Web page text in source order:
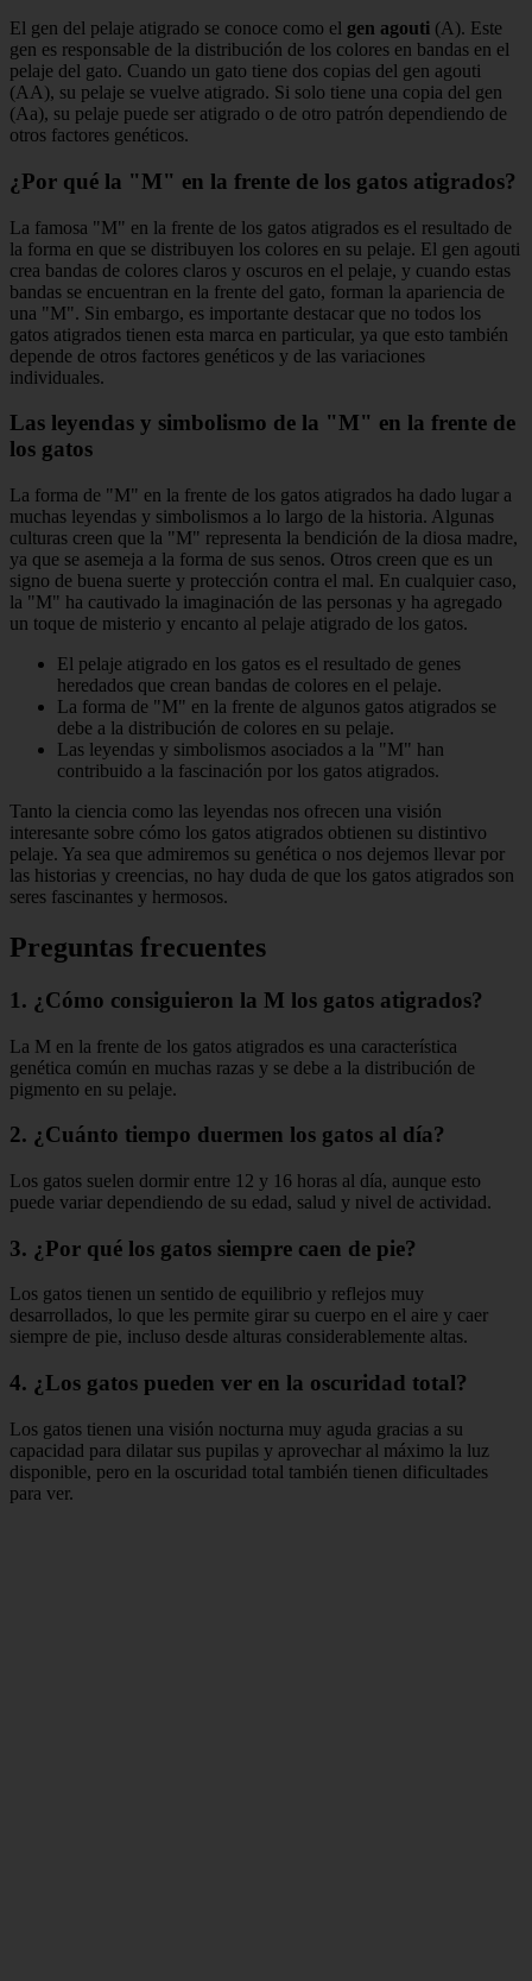
El gen del pelaje atigrado se conoce como el gen agouti (A). Este
gen es responsable de la distribución de los colores en bandas en el
pelaje del gato. Cuando un gato tiene dos copias del gen agouti
(AA), su pelaje se vuelve atigrado. Si solo tiene una copia del gen
(Aa), su pelaje puede ser atigrado o de otro patrón dependiendo de
otros factores genéticos.
¿Por qué la "M" en la frente de los gatos atigrados?
La famosa "M" en la frente de los gatos atigrados es el resultado de
la forma en que se distribuyen los colores en su pelaje. El gen agouti
crea bandas de colores claros y oscuros en el pelaje, y cuando estas
bandas se encuentran en la frente del gato, forman la apariencia de
una "M". Sin embargo, es importante destacar que no todos los
gatos atigrados tienen esta marca en particular, ya que esto también
depende de otros factores genéticos y de las variaciones
individuales.
Las leyendas y simbolismo de la "M" en la frente de
los gatos
La forma de "M" en la frente de los gatos atigrados ha dado lugar a
muchas leyendas y simbolismos a lo largo de la historia. Algunas
culturas creen que la "M" representa la bendición de la diosa madre,
ya que se asemeja a la forma de sus senos. Otros creen que es un
signo de buena suerte y protección contra el mal. En cualquier caso,
la "M" ha cautivado la imaginación de las personas y ha agregado
un toque de misterio y encanto al pelaje atigrado de los gatos.
El pelaje atigrado en los gatos es el resultado de genes
heredados que crean bandas de colores en el pelaje.
La forma de "M" en la frente de algunos gatos atigrados se
debe a la distribución de colores en su pelaje.
Las leyendas y simbolismos asociados a la "M" han
contribuido a la fascinación por los gatos atigrados.
Tanto la ciencia como las leyendas nos ofrecen una visión
interesante sobre cómo los gatos atigrados obtienen su distintivo
pelaje. Ya sea que admiremos su genética o nos dejemos llevar por
las historias y creencias, no hay duda de que los gatos atigrados son
seres fascinantes y hermosos.
Preguntas frecuentes
1. ¿Cómo consiguieron la M los gatos atigrados?
La M en la frente de los gatos atigrados es una característica
genética común en muchas razas y se debe a la distribución de
pigmento en su pelaje.
2. ¿Cuánto tiempo duermen los gatos al día?
Los gatos suelen dormir entre 12 y 16 horas al día, aunque esto
puede variar dependiendo de su edad, salud y nivel de actividad.
3. ¿Por qué los gatos siempre caen de pie?
Los gatos tienen un sentido de equilibrio y reflejos muy
desarrollados, lo que les permite girar su cuerpo en el aire y caer
siempre de pie, incluso desde alturas considerablemente altas.
4. ¿Los gatos pueden ver en la oscuridad total?
Los gatos tienen una visión nocturna muy aguda gracias a su
capacidad para dilatar sus pupilas y aprovechar al máximo la luz
disponible, pero en la oscuridad total también tienen dificultades
para ver.